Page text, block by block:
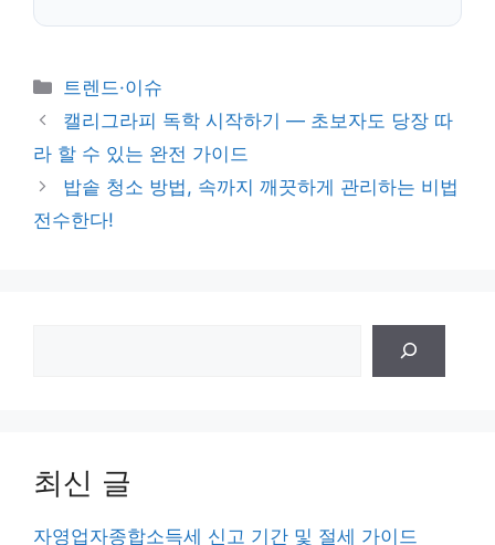
카
테
리
트렌드·이슈
캘리그라피 독학 시작하기 — 초보자도 당장 따
라 할 수 있는 완전 가이드
밥솥 청소 방법, 속까지 깨끗하게 관리하는 비법
전수한다!
최신 글
자영업자종합소득세 신고 기간 및 절세 가이드